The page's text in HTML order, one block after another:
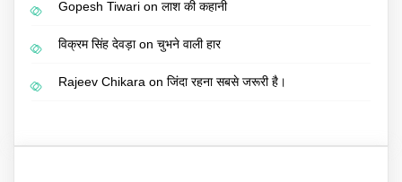
Gopesh Tiwari on लाश की कहानी
विक्रम सिंह देवड़ाon चुभने वाली हार
Rajeev Chikara on जिंदा रहना सबसे जरूरी है।